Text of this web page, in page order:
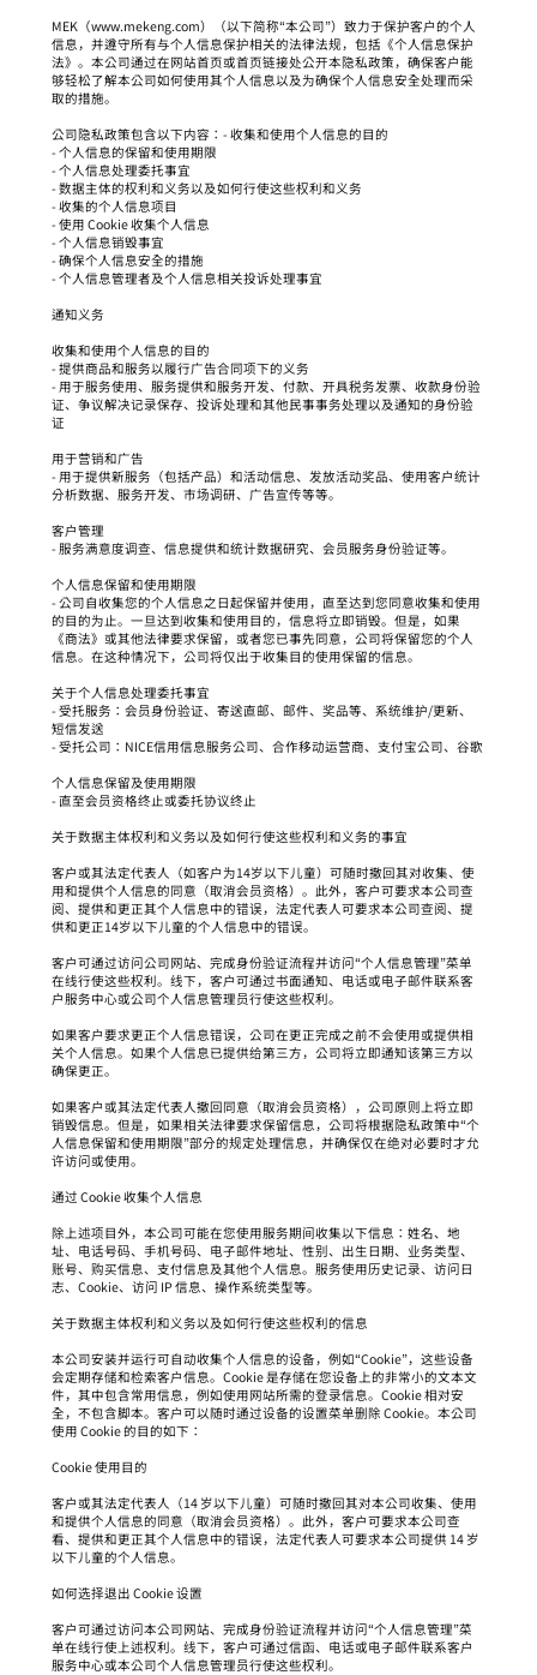
MEK（www.mekeng.com）（以下简称“本公司”）致力于保护客户的个人
信息，并遵守所有与个人信息保护相关的法律法规，包括《个人信息保护
法》。本公司通过在网站首页或首页链接处公开本隐私政策，确保客户能
够轻松了解本公司如何使用其个人信息以及为确保个人信息安全处理而采
取的措施。
公司隐私政策包含以下内容：- 收集和使用个人信息的目的
- 个人信息的保留和使用期限
- 个人信息处理委托事宜
- 数据主体的权利和义务以及如何行使这些权利和义务
- 收集的个人信息项目
- 使用 Cookie 收集个人信息
- 个人信息销毁事宜
- 确保个人信息安全的措施
- 个人信息管理者及个人信息相关投诉处理事宜
通知义务
收集和使用个人信息的目的
- 提供商品和服务以履行广告合同项下的义务
- 用于服务使用、服务提供和服务开发、付款、开具税务发票、收款身份验
证、争议解决记录保存、投诉处理和其他民事事务处理以及通知的身份验
证
用于营销和广告
- 用于提供新服务（包括产品）和活动信息、发放活动奖品、使用客户统计
分析数据、服务开发、市场调研、广告宣传等等。
客户管理
- 服务满意度调查、信息提供和统计数据研究、会员服务身份验证等。
个人信息保留和使用期限
- 公司自收集您的个人信息之日起保留并使用，直至达到您同意收集和使用
的目的为止。一旦达到收集和使用目的，信息将立即销毁。但是，如果
《商法》或其他法律要求保留，或者您已事先同意，公司将保留您的个人
信息。在这种情况下，公司将仅出于收集目的使用保留的信息。
关于个人信息处理委托事宜
- 受托服务：会员身份验证、寄送直邮、邮件、奖品等、系统维护/更新、
短信发送
- 受托公司：NICE信用信息服务公司、合作移动运营商、支付宝公司、谷歌
个人信息保留及使用期限
- 直至会员资格终止或委托协议终止
关于数据主体权利和义务以及如何行使这些权利和义务的事宜
客户或其法定代表人（如客户为14岁以下儿童）可随时撤回其对收集、使
用和提供个人信息的同意（取消会员资格）。此外，客户可要求本公司查
阅、提供和更正其个人信息中的错误，法定代表人可要求本公司查阅、提
供和更正14岁以下儿童的个人信息中的错误。
客户可通过访问公司网站、完成身份验证流程并访问“个人信息管理”菜单
在线行使这些权利。线下，客户可通过书面通知、电话或电子邮件联系客
户服务中心或公司个人信息管理员行使这些权利。
如果客户要求更正个人信息错误，公司在更正完成之前不会使用或提供相
关个人信息。如果个人信息已提供给第三方，公司将立即通知该第三方以
确保更正。
如果客户或其法定代表人撤回同意（取消会员资格），公司原则上将立即
销毁信息。但是，如果相关法律要求保留信息，公司将根据隐私政策中“个
人信息保留和使用期限”部分的规定处理信息，并确保仅在绝对必要时才允
许访问或使用。
通过 Cookie 收集个人信息
除上述项目外，本公司可能在您使用服务期间收集以下信息：姓名、地
址、电话号码、手机号码、电子邮件地址、性别、出生日期、业务类型、
账号、购买信息、支付信息及其他个人信息。服务使用历史记录、访问日
志、Cookie、访问 IP 信息、操作系统类型等。
关于数据主体权利和义务以及如何行使这些权利的信息
本公司安装并运行可自动收集个人信息的设备，例如“Cookie”，这些设备
会定期存储和检索客户信息。Cookie 是存储在您设备上的非常小的文本文
件，其中包含常用信息，例如使用网站所需的登录信息。Cookie 相对安
全，不包含脚本。客户可以随时通过设备的设置菜单删除 Cookie。本公司
使用 Cookie 的目的如下：
Cookie 使用目的
客户或其法定代表人（14 岁以下儿童）可随时撤回其对本公司收集、使用
和提供个人信息的同意（取消会员资格）。此外，客户可要求本公司查
看、提供和更正其个人信息中的错误，法定代表人可要求本公司提供 14 岁
以下儿童的个人信息。
如何选择退出 Cookie 设置
客户可通过访问本公司网站、完成身份验证流程并访问“个人信息管理”菜
单在线行使上述权利。线下，客户可通过信函、电话或电子邮件联系客户
服务中心或本公司个人信息管理员行使这些权利。